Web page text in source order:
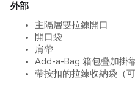
外部
主隔層雙拉鍊開口
開口袋
肩帶
Add-a-Bag 箱包疊加掛
帶按扣的拉鍊收納袋（